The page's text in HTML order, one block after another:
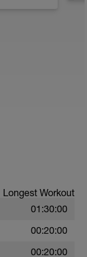
Longest Workout
01:30:00
00:20:00
00:20:00